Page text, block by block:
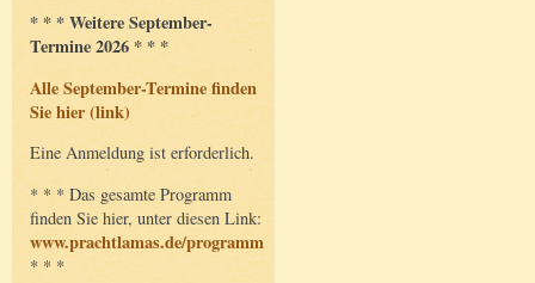
* * * Weitere September-
Termine 2026 * * *
Alle September-Termine finden
Sie hier (link)
Eine Anmeldung ist erforderlich.
* * * Das gesamte Programm
finden Sie hier, unter diesen Link:
www.prachtlamas.de/programm
* * *